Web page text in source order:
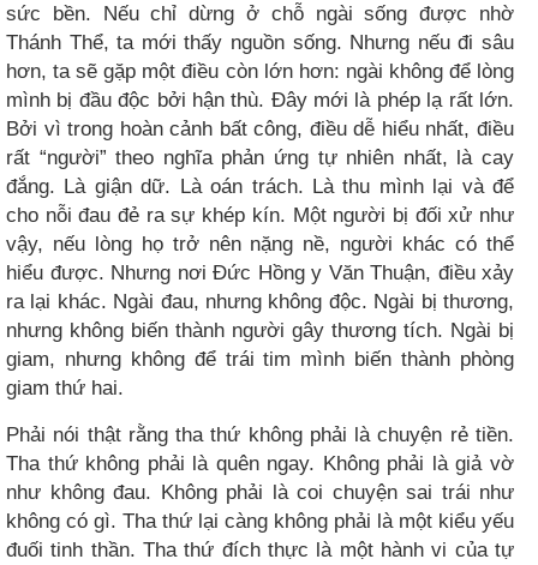
sức bền. Nếu chỉ dừng ở chỗ ngài sống được nhờ
Thánh Thể, ta mới thấy nguồn sống. Nhưng nếu đi sâu
hơn, ta sẽ gặp một điều còn lớn hơn: ngài không để lòng
mình bị đầu độc bởi hận thù. Đây mới là phép lạ rất lớn.
Bởi vì trong hoàn cảnh bất công, điều dễ hiểu nhất, điều
rất “người” theo nghĩa phản ứng tự nhiên nhất, là cay
đắng. Là giận dữ. Là oán trách. Là thu mình lại và để
cho nỗi đau đẻ ra sự khép kín. Một người bị đối xử như
vậy, nếu lòng họ trở nên nặng nề, người khác có thể
hiểu được. Nhưng nơi Đức Hồng y Văn Thuận, điều xảy
ra lại khác. Ngài đau, nhưng không độc. Ngài bị thương,
nhưng không biến thành người gây thương tích. Ngài bị
giam, nhưng không để trái tim mình biến thành phòng
giam thứ hai.
Phải nói thật rằng tha thứ không phải là chuyện rẻ tiền.
Tha thứ không phải là quên ngay. Không phải là giả vờ
như không đau. Không phải là coi chuyện sai trái như
không có gì. Tha thứ lại càng không phải là một kiểu yếu
đuối tinh thần. Tha thứ đích thực là một hành vi của tự